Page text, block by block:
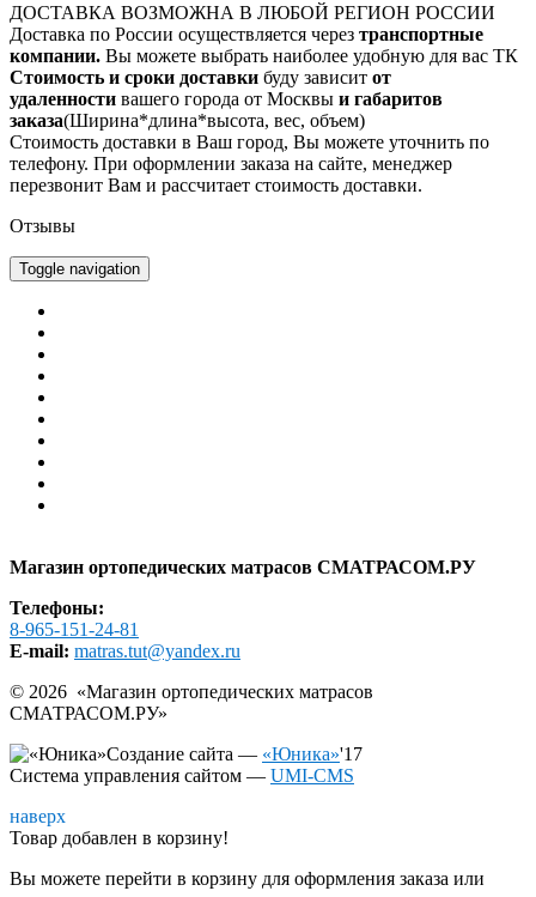
ДОСТАВКА ВОЗМОЖНА В ЛЮБОЙ РЕГИОН РОССИИ
Доставка по России осуществляется через транспортные
компании. Вы можете выбрать наиболее удобную для вас ТК
Стоимость и сроки доставки буду зависит от
удаленности вашего города от Москвы и габаритов
заказа(Ширина*длина*высота, вес, объем)
Стоимость доставки в Ваш город, Вы можете уточнить по
телефону. При оформлении заказа на сайте, менеджер
перезвонит Вам и рассчитает стоимость доставки.
Отзывы
Toggle navigation
Магазин ортопедических матрасов СМАТРАСОМ.РУ
Телефоны:
8-965-151-24-81
E-mail: matras.tut@yandex.ru
© 2026 «Магазин ортопедических матрасов
СМАТРАСОМ.РУ»
Создание сайта — «Юника»'17
Система управления сайтом — UMI-CMS
наверх
Товар добавлен в корзину!
Вы можете перейти в корзину для оформления заказа или